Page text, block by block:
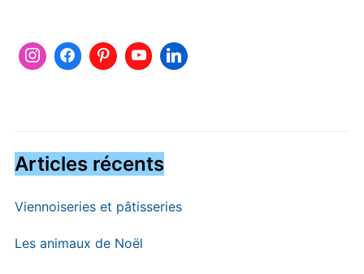
Articles récents
Viennoiseries et pâtisseries
Les animaux de Noël